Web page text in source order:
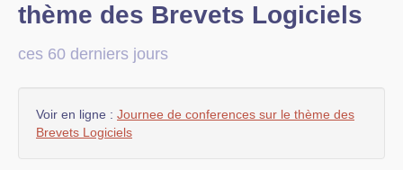
Les antennes
Espace membres
thème des Brevets Logiciels
ces 60 derniers jours
Voir en ligne : Journee de conferences sur le thème des
Brevets Logiciels